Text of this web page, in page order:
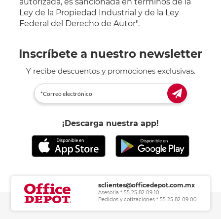
autorizada, es sancionada en términos de la
Ley de la Propiedad Industrial y de la Ley
Federal del Derecho de Autor".
Inscríbete a nuestro newsletter
Y recibe descuentos y promociones exclusivas.
¡Descarga nuestra app!
sclientes@officedepot.com.mx
Asesoría * 55 25 82 09 10
Pedidos y cotizaciones * 55 25 82 09 00